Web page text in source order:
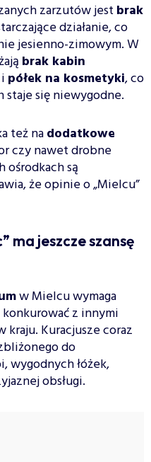
zarzutów jest brak
działanie, co
jesienno-zimowym. W
brak kabin
i półek na kosmetyki, co
staje się niewygodne.
też nadodatkowe
czy nawet drobne
są
że opinie o „Mielcu”
ma jeszcze szansę
w Mielcu wymaga
z innymi
Kuracjusze coraz
do
wygodnych łóżek,
obsługi.